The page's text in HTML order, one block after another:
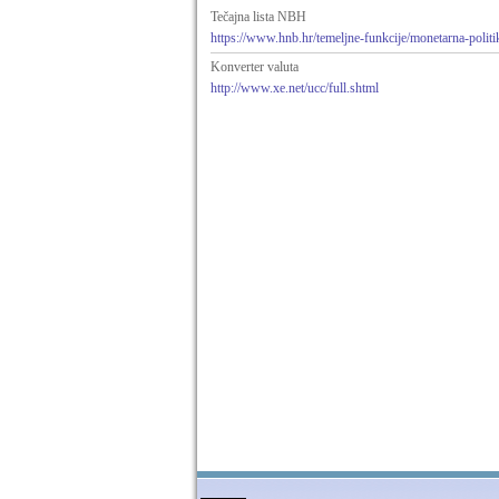
Tečajna lista NBH
https://www.hnb.hr/temeljne-funkcije/monetarna-
Konverter valuta
http://www.xe.net/ucc/full.shtml